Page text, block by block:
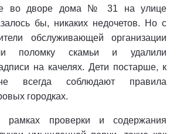
во дворе дома № 31 на улице
бы, никаких недочетов. Но с
обслуживающей организации
поломку скамьи и удалили
на качелях. Дети постарше, к
всегда соблюдают правила
городках.
рамках проверки и содержания